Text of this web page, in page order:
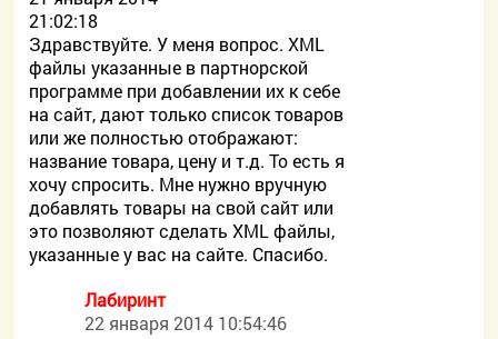
21:02:18
Здравствуйте. У меня вопрос. XML
файлы указанные в партнорской
программе при добавлении их к себе
на сайт, дают только список товаров
или же полностью отображают:
название товара, цену и т.д. То есть я
хочу спросить. Мне нужно вручную
добавлять товары на свой сайт или
это позволяют сделать XML файлы,
указанные у вас на сайте. Спасибо.
Лабиринт
22 января 2014 10:54:46